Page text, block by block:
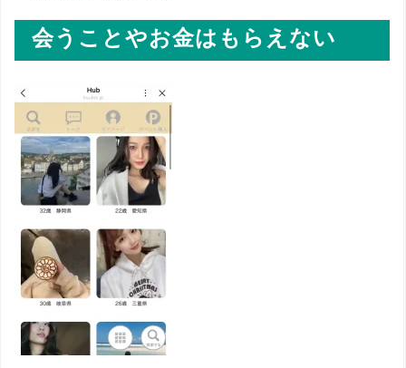
会うことやお金はもらえない